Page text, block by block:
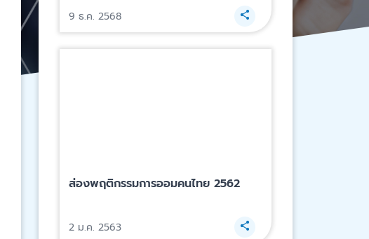
9 ธ.ค. 2568
ส่องพฤติกรรมการออมคนไทย 2562
2 ม.ค. 2563